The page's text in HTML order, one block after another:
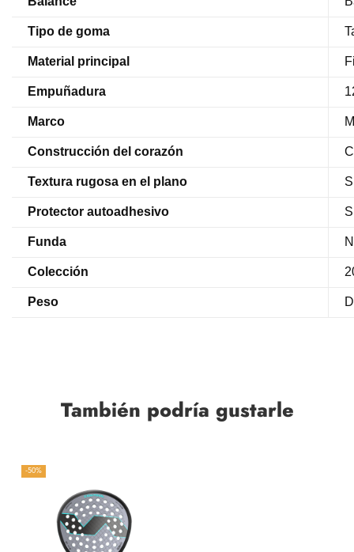
Tipo de goma
Material principal
Empuñadura
Marco
Construcción del corazón
Textura rugosa en el plano
Protector autoadhesivo
Funda
Colección
Peso
También podría gustarle
-50%